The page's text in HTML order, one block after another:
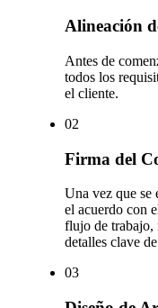
Alineación
Antes de
todos los
el cliente.
02
Firma del
Una vez que se
el acuerdo con
flujo de trabajo,
detalles clave
03